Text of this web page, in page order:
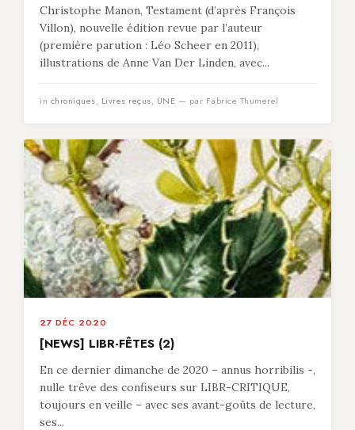
Christophe Manon, Testament (d’après François
Villon), nouvelle édition revue par l’auteur
(première parution : Léo Scheer en 2011),
illustrations de Anne Van Der Linden, avec...
in chroniques, Livres reçus, UNE — par Fabrice Thumerel
27 DÉC 2020
[NEWS] LIBR-FÊTES (2)
En ce dernier dimanche de 2020 – annus horribilis -,
nulle trêve des confiseurs sur LIBR-CRITIQUE,
toujours en veille – avec ses avant-goûts de lecture,
ses...